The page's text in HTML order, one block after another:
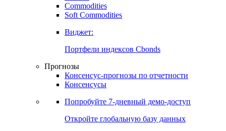
Commodities
Soft Commodities
Виджет:
Портфели индексов Cbonds
Прогнозы
Консенсус-прогнозы по отчетности
Консенсусы
Попробуйте 7-дневный демо-доступ
Откройте глобальную базу данных